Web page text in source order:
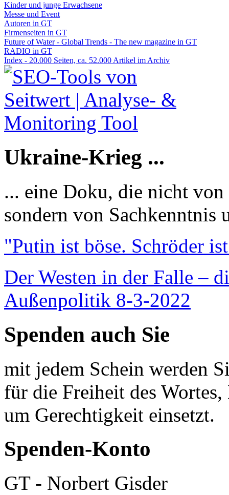
Kinder und junge Erwachsene
Messe und Event
Autoren in GT
Firmenseiten in GT
Future of Water - Global Trends - The new magazine in GT
RADIO in GT
Index - 20.000 Seiten, ca. 52.000 Artikel im Archiv
Ukraine-Krieg ...
... eine Doku, die nicht
sondern von Sachkenntnis
"Putin ist böse. Schröder
Der Westen in der Falle –
Außenpolitik 8-3-2022
Spenden auch Sie
mit jedem Schein werden
für die Freiheit des
um Gerechtigkeit einsetzt.
Spenden-Konto
GT - Norbert Gisder